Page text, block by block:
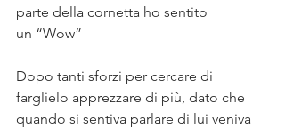
parte della cornetta ho sentito
un “Wow”⠀
Dopo tanti sforzi per cercare di
farglielo apprezzare di più, dato che
quando si sentiva parlare di lui veniva